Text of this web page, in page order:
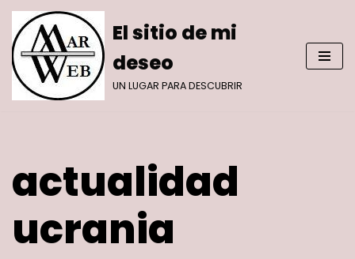
Saltar
al
contenido
El sitio de mi
deseo
UN LUGAR PARA DESCUBRIR
actualidad
ucrania